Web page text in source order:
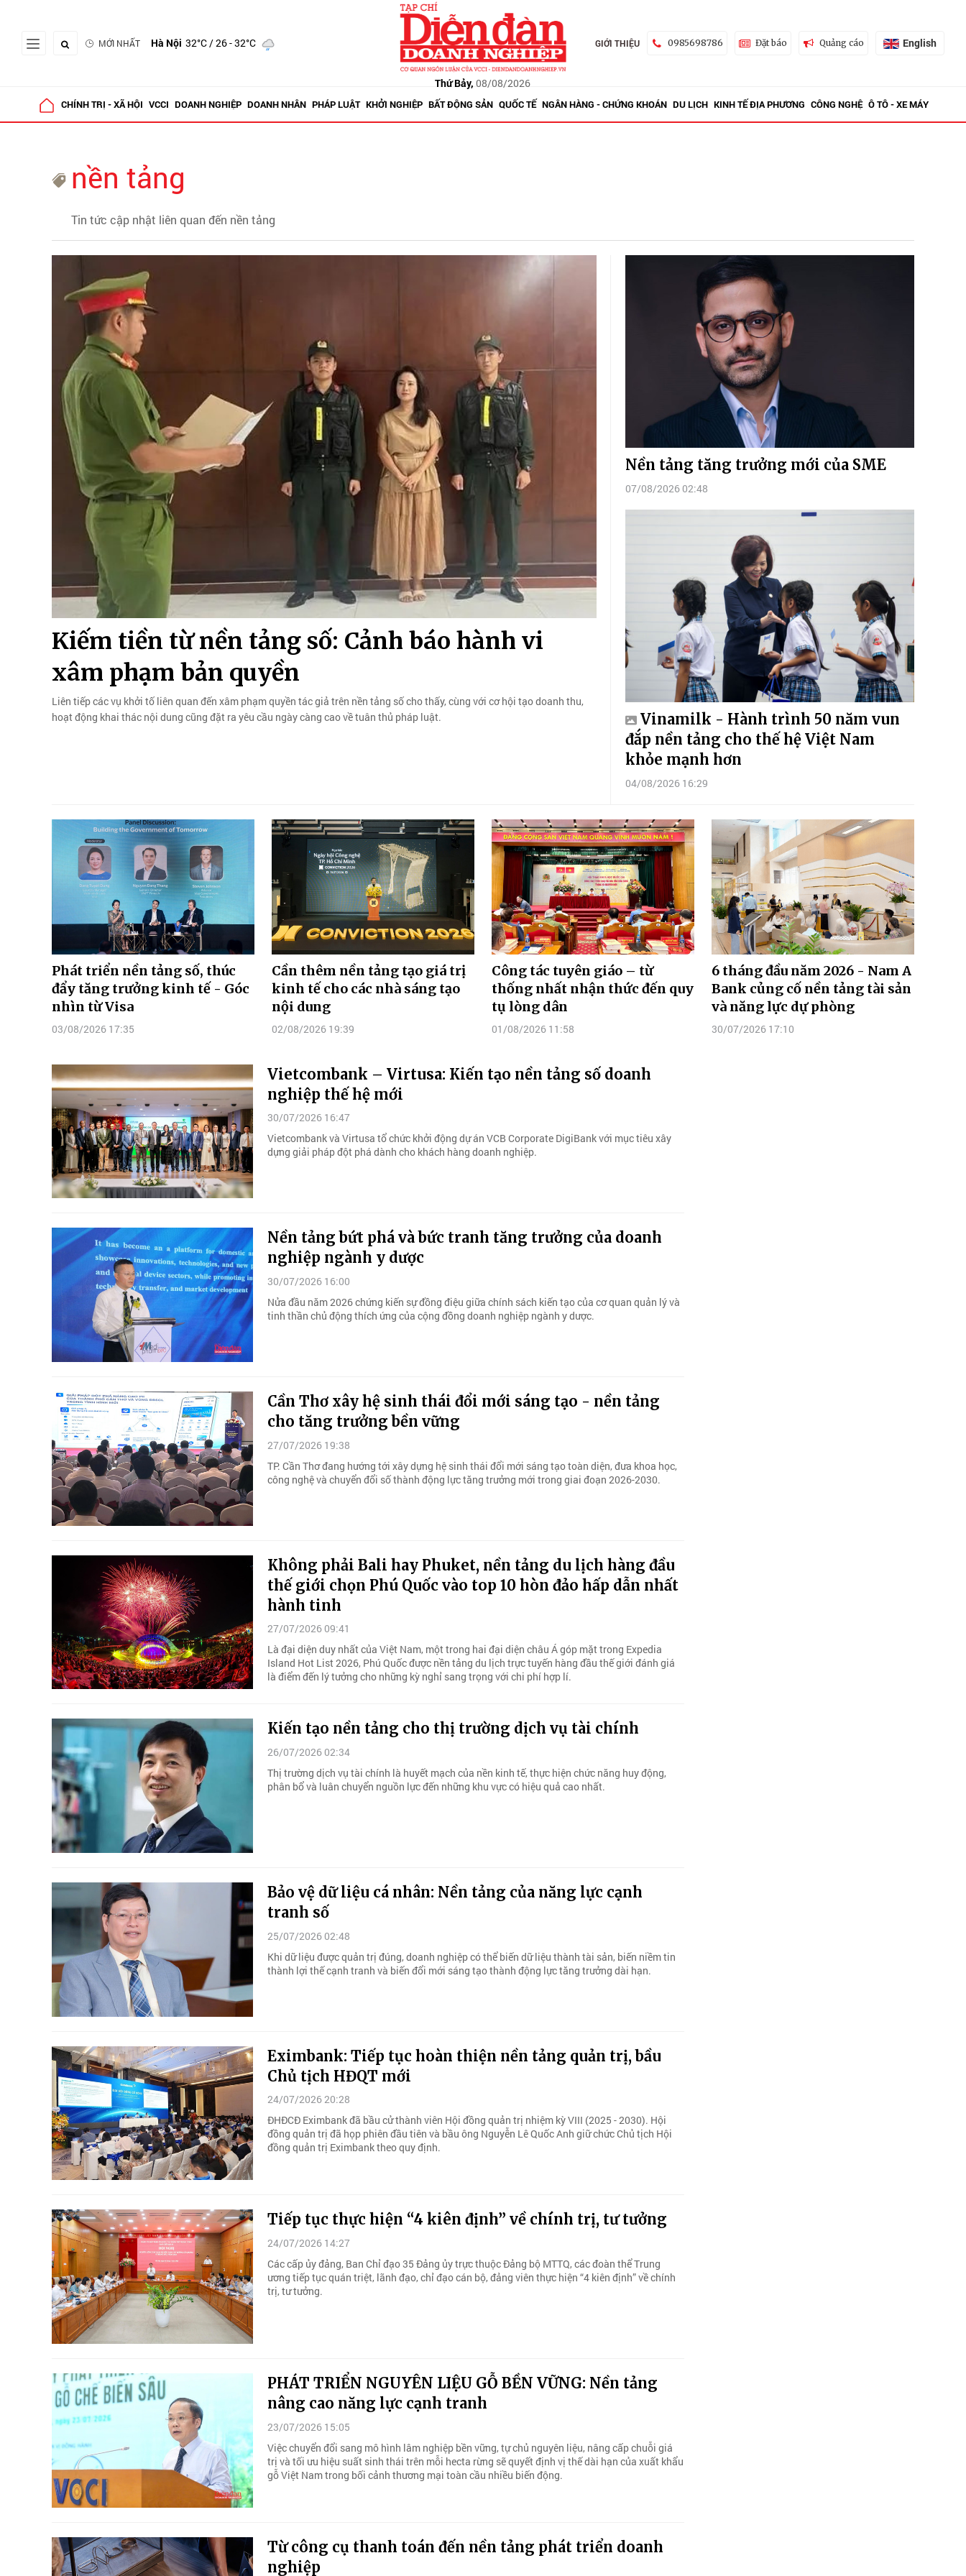
MỚI NHẤT Hà Nội 32°C/ 26 - 32°C
Thứ Bảy, 08/08/2026
GIỚI THIỆU 0985698786 Đặt báo Quảng cáo English
CHÍNH TRỊ - XÃ HỘI VCCI DOANH NGHIỆP DOANH NHÂN PHÁP LUẬT KHỞI NGHIỆP BẤT ĐỘNG SẢN QUỐC TẾ NGÂN HÀNG - CHỨNG KHOÁN DU LỊCH KINH TẾ ĐỊA PHƯƠNG CÔNG NGHỆ Ô TÔ - XE MÁY
nền tảng
Tin tức cập nhật liên quan đến nền tảng
Kiếm tiền từ nền tảng số: Cảnh báo hành vi
xâm phạm bản quyền
Liên tiếp các vụ khởi tố liên quan đến xâm phạm quyền tác giả trên nền tảng số cho thấy, cùng với cơ hội tạo doanh thu,
hoạt động khai thác nội dung cũng đặt ra yêu cầu ngày càng cao về tuân thủ pháp luật.
Nền tảng tăng trưởng mới của SME
07/08/2026 02:48
Vinamilk - Hành trình 50 năm vun
đắp nền tảng cho thế hệ Việt Nam
khỏe mạnh hơn
04/08/2026 16:29
Phát triển nền tảng số, thúc
đẩy tăng trưởng kinh tế - Góc
nhìn từ Visa
03/08/2026 17:35
Cần thêm nền tảng tạo giá trị
kinh tế cho các nhà sáng tạo
nội dung
02/08/2026 19:39
Công tác tuyên giáo – từ
thống nhất nhận thức đến quy
tụ lòng dân
01/08/2026 11:58
6 tháng đầu năm 2026 - Nam A
Bank củng cố nền tảng tài sản
và năng lực dự phòng
30/07/2026 17:10
Vietcombank – Virtusa: Kiến tạo nền tảng số doanh
nghiệp thế hệ mới
30/07/2026 16:47
Vietcombank và Virtusa tổ chức khởi động dự án VCB Corporate DigiBank với mục tiêu xây
dựng giải pháp đột phá dành cho khách hàng doanh nghiệp.
Nền tảng bứt phá và bức tranh tăng trưởng của doanh
nghiệp ngành y dược
30/07/2026 16:00
Nửa đầu năm 2026 chứng kiến sự đồng điệu giữa chính sách kiến tạo của cơ quan quản lý và
tinh thần chủ động thích ứng của cộng đồng doanh nghiệp ngành y dược.
Cần Thơ xây hệ sinh thái đổi mới sáng tạo - nền tảng
cho tăng trưởng bền vững
27/07/2026 19:38
TP. Cần Thơ đang hướng tới xây dựng hệ sinh thái đổi mới sáng tạo toàn diện, đưa khoa học,
công nghệ và chuyển đổi số thành động lực tăng trưởng mới trong giai đoạn 2026-2030.
Không phải Bali hay Phuket, nền tảng du lịch hàng đầu
thế giới chọn Phú Quốc vào top 10 hòn đảo hấp dẫn nhất
hành tinh
27/07/2026 09:41
Là đại diện duy nhất của Việt Nam, một trong hai đại diện châu Á góp mặt trong Expedia
Island Hot List 2026, Phú Quốc được nền tảng du lịch trực tuyến hàng đầu thế giới đánh giá
là điểm đến lý tưởng cho những kỳ nghỉ sang trọng với chi phí hợp lí.
Kiến tạo nền tảng cho thị trường dịch vụ tài chính
26/07/2026 02:34
Thị trường dịch vụ tài chính là huyết mạch của nền kinh tế, thực hiện chức năng huy động,
phân bổ và luân chuyển nguồn lực đến những khu vực có hiệu quả cao nhất.
Bảo vệ dữ liệu cá nhân: Nền tảng của năng lực cạnh
tranh số
25/07/2026 02:48
Khi dữ liệu được quản trị đúng, doanh nghiệp có thể biến dữ liệu thành tài sản, biến niềm tin
thành lợi thế cạnh tranh và biến đổi mới sáng tạo thành động lực tăng trưởng dài hạn.
Eximbank: Tiếp tục hoàn thiện nền tảng quản trị, bầu
Chủ tịch HĐQT mới
24/07/2026 20:28
ĐHĐCĐ Eximbank đã bầu cử thành viên Hội đồng quản trị nhiệm kỳ VIII (2025 - 2030). Hội
đồng quản trị đã họp phiên đầu tiên và bầu ông Nguyễn Lê Quốc Anh giữ chức Chủ tịch Hội
đồng quản trị Eximbank theo quy định.
Tiếp tục thực hiện “4 kiên định” về chính trị, tư tưởng
24/07/2026 14:27
Các cấp ủy đảng, Ban Chỉ đạo 35 Đảng ủy trực thuộc Đảng bộ MTTQ, các đoàn thể Trung
ương tiếp tục quán triệt, lãnh đạo, chỉ đạo cán bộ, đảng viên thực hiện “4 kiên định” về chính
trị, tư tưởng.
PHÁT TRIỂN NGUYÊN LIỆU GỖ BỀN VỮNG: Nền tảng
nâng cao năng lực cạnh tranh
23/07/2026 15:05
Việc chuyển đổi sang mô hình lâm nghiệp bền vững, tự chủ nguyên liệu, nâng cấp chuỗi giá
trị và tối ưu hiệu suất sinh thái trên mỗi hecta rừng sẽ quyết định vị thế dài hạn của xuất khẩu
gỗ Việt Nam trong bối cảnh thương mại toàn cầu nhiều biến động.
Từ công cụ thanh toán đến nền tảng phát triển doanh
nghiệp